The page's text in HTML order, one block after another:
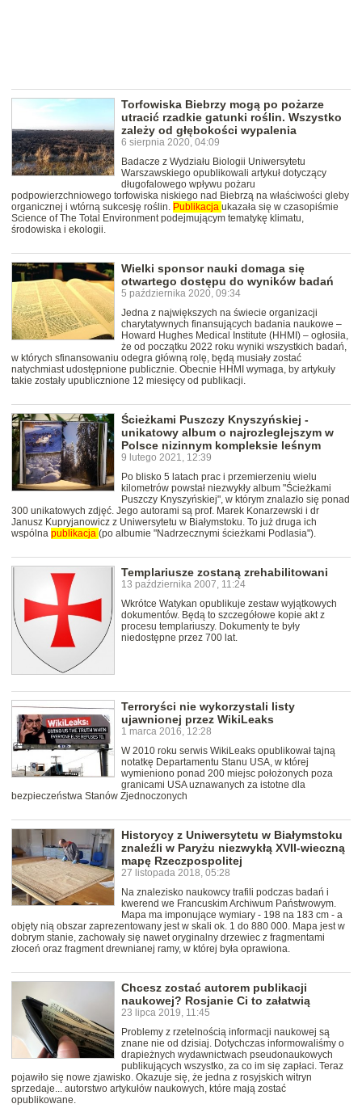
Torfowiska Biebrzy mogą po pożarze
utracić rzadkie gatunki roślin. Wszystko
zależy od głębokości wypalenia
6 sierpnia 2020, 04:09
Badacze z Wydziału Biologii Uniwersytetu
Warszawskiego opublikowali artykuł dotyczący
długofalowego wpływu pożaru
podpowierzchniowego torfowiska niskiego nad Biebrzą na właściwości gleby
organicznej i wtórną sukcesję roślin. Publikacja ukazała się w czasopiśmie
Science of The Total Environment podejmującym tematykę klimatu,
środowiska i ekologii.
Wielki sponsor nauki domaga się
otwartego dostępu do wyników badań
5 października 2020, 09:34
Jedna z największych na świecie organizacji
charytatywnych finansujących badania naukowe –
Howard Hughes Medical Institute (HHMI) – ogłosiła,
że od początku 2022 roku wyniki wszystkich badań,
w których sfinansowaniu odegra główną rolę, będą musiały zostać
natychmiast udostępnione publicznie. Obecnie HHMI wymaga, by artykuły
takie zostały upublicznione 12 miesięcy od publikacji.
Ścieżkami Puszczy Knyszyńskiej -
unikatowy album o najrozleglejszym w
Polsce nizinnym kompleksie leśnym
9 lutego 2021, 12:39
Po blisko 5 latach prac i przemierzeniu wielu
kilometrów powstał niezwykły album "Ścieżkami
Puszczy Knyszyńskiej", w którym znalazło się ponad
300 unikatowych zdjęć. Jego autorami są prof. Marek Konarzewski i dr
Janusz Kupryjanowicz z Uniwersytetu w Białymstoku. To już druga ich
wspólna publikacja (po albumie "Nadrzecznymi ścieżkami Podlasia").
Templariusze zostaną zrehabilitowani
13 października 2007, 11:24
Wkrótce Watykan opublikuje zestaw wyjątkowych
dokumentów. Będą to szczegółowe kopie akt z
procesu templariuszy. Dokumenty te były
niedostępne przez 700 lat.
Terroryści nie wykorzystali listy
ujawnionej przez WikiLeaks
1 marca 2016, 12:28
W 2010 roku serwis WikiLeaks opublikował tajną
notatkę Departamentu Stanu USA, w której
wymieniono ponad 200 miejsc położonych poza
granicami USA uznawanych za istotne dla
bezpieczeństwa Stanów Zjednoczonych
Historycy z Uniwersytetu w Białymstoku
znaleźli w Paryżu niezwykłą XVII-wieczną
mapę Rzeczpospolitej
27 listopada 2018, 05:28
Na znalezisko naukowcy trafili podczas badań i
kwerend we Francuskim Archiwum Państwowym.
Mapa ma imponujące wymiary - 198 na 183 cm - a
objęty nią obszar zaprezentowany jest w skali ok. 1 do 880 000. Mapa jest w
dobrym stanie, zachowały się nawet oryginalny drzewiec z fragmentami
złoceń oraz fragment drewnianej ramy, w której była oprawiona.
Chcesz zostać autorem publikacji
naukowej? Rosjanie Ci to załatwią
23 lipca 2019, 11:45
Problemy z rzetelnością informacji naukowej są
znane nie od dzisiaj. Dotychczas informowaliśmy o
drapieżnych wydawnictwach pseudonaukowych
publikujących wszystko, za co im się zapłaci. Teraz
pojawiło się nowe zjawisko. Okazuje się, że jedna z rosyjskich witryn
sprzedaje... autorstwo artykułów naukowych, które mają zostać
opublikowane.